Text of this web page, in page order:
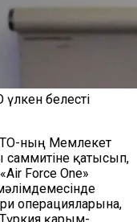
белесті
ның Мемлекет
қатысып,
Force One»
операцияларына,